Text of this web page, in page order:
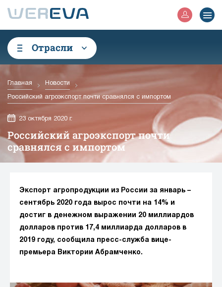
Отрасли
Главная Новости
Российский агроэкспорт почти сравнялся с импортом
23 октября 2020 г.
Российский агроэкспорт почти
сравнялся с импортом
Экспорт агропродукции из России за январь –
сентябрь 2020 года вырос почти на 14% и
достиг в денежном выражении 20 миллиардов
долларов против 17,4 миллиарда долларов в
2019 году, сообщила пресс-служба вице-
премьера Виктории Абрамченко.